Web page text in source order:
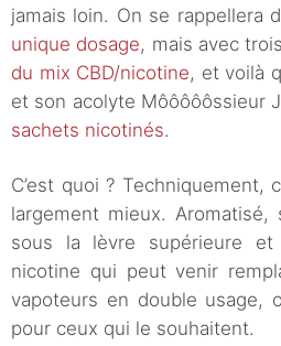
jamais loin. On se rappellera
unique dosage, mais avec
du mix CBD/nicotine, et voilà
et son acolyte Môôôôôssieur
sachets nicotinés.
C’est quoi ? Techniquement,
largement mieux.
sous la lèvre supérieure
nicotine qui peut venir
vapoteurs en double usage,
pour ceux qui le souhaitent.